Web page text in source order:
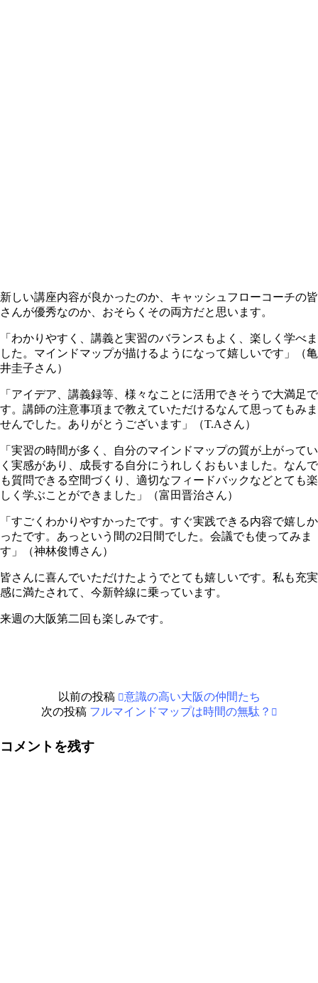
新しい講座内容が良かったのか、キャッシュフローコーチの皆
さんが優秀なのか、おそらくその両方だと思います。
「わかりやすく、講義と実習のバランスもよく、楽しく学べま
した。マインドマップが描けるようになって嬉しいです」（亀
井圭子さん）
「アイデア、講義録等、様々なことに活用できそうで大満足で
す。講師の注意事項まで教えていただけるなんて思ってもみま
せんでした。ありがとうございます」（T.Aさん）
「実習の時間が多く、自分のマインドマップの質が上がってい
く実感があり、成長する自分にうれしくおもいました。なんで
も質問できる空間づくり、適切なフィードバックなどとても楽
しく学ぶことができました」（富田晋治さん）
「すごくわかりやすかったです。すぐ実践できる内容で嬉しか
ったです。あっという間の2日間でした。会議でも使ってみま
す」（神林俊博さん）
皆さんに喜んでいただけたようでとても嬉しいです。私も充実
感に満たされて、今新幹線に乗っています。
来週の大阪第二回も楽しみです。
以前の投稿
意識の高い大阪の仲間たち
次の投稿 フルマインドマップは時間の無駄？
コメントを残す